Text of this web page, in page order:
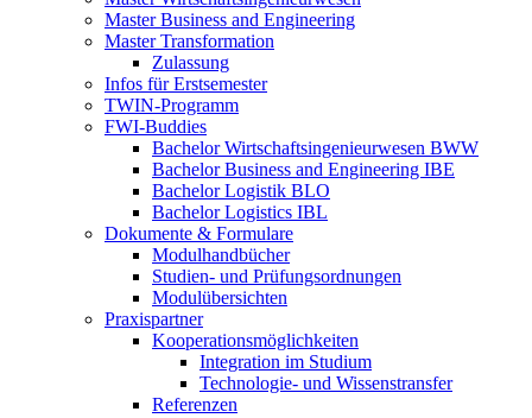
Master Business and Engineering
Master Transformation
Zulassung
Infos für Erstsemester
TWIN-Programm
FWI-Buddies
Bachelor Wirtschaftsingenieurwesen BWW
Bachelor Business and Engineering IBE
Bachelor Logistik BLO
Bachelor Logistics IBL
Dokumente & Formulare
Modulhandbücher
Studien- und Prüfungsordnungen
Modulübersichten
Praxispartner
Kooperationsmöglichkeiten
Integration im Studium
Technologie- und Wissenstransfer
Referenzen